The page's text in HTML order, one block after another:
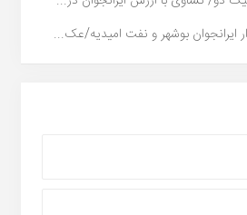
ایرانجوان بوشهر و نفت امیدیه/عک...